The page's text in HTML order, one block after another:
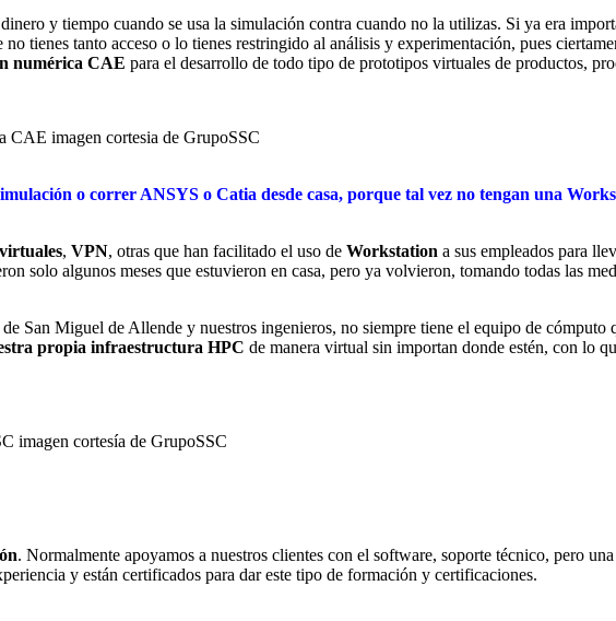
y tiempo cuando se usa la simulación contra cuando no la utilizas. Si ya era
tienes tanto acceso o lo tienes restringido al análisis y experimentación, pues
numérica CAE para el desarrollo de todo tipo de prototipos virtuales de productos,
o correr ANSYS o Catia desde casa, porque tal vez no tengan una
, VPN, otras que han facilitado el uso de Workstation a sus empleados para
solo algunos meses que estuvieron en casa, pero ya volvieron, tomando todas las
San Miguel de Allende y nuestros ingenieros, no siempre tiene el equipo de cómputo
propia infraestructura HPC de manera virtual sin importan donde estén, con lo
. Normalmente apoyamos a nuestros clientes con el software, soporte técnico, pero
y están certificados para dar este tipo de formación y certificaciones.